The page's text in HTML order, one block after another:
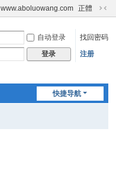
www.aboluowang.com 正體
切
到
自动登录
找回密码
登录 注册
快捷导航